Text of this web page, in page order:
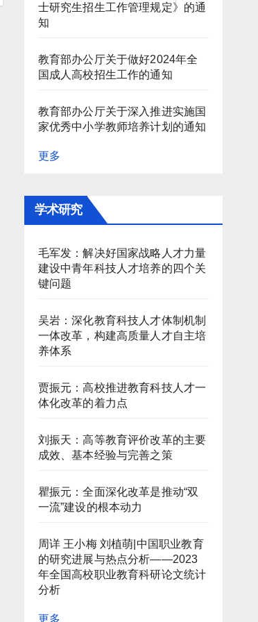
士研究生招生工作管理规定》的通
知
教育部办公厅关于做好2024年全
国成人高校招生工作的通知
教育部办公厅关于深入推进实施国
家优秀中小学教师培养计划的通知
更多
学术研究
毛军发：解决好国家战略人才力量
建设中青年科技人才培养的四个关
键问题
吴岩：深化教育科技人才体制机制
一体改革，构建高质量人才自主培
养体系
贾振元：高校推进教育科技人才一
体化改革的着力点
刘振天：高等教育评价改革的主要
成效、基本经验与完善之策
瞿振元：全面深化改革是推动“双
一流”建设的根本动力
周详 王小梅 刘植萌|中国职业教育
的研究进展与热点分析——2023
年全国高校职业教育科研论文统计
分析
更多